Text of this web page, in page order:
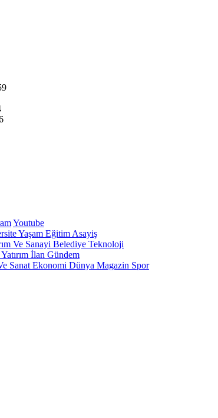
Youtube
Yaşam Eğitim Asayiş
Ve Sanayi Belediye Teknoloji
Yatırım İlan Gündem
Sanat Ekonomi Dünya Magazin Spor